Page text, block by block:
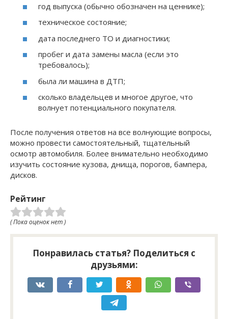
год выпуска (обычно обозначен на ценнике);
техническое состояние;
дата последнего ТО и диагностики;
пробег и дата замены масла (если это
требовалось);
была ли машина в ДТП;
сколько владельцев и многое другое, что
волнует потенциального покупателя.
После получения ответов на все волнующие вопросы,
можно провести самостоятельный, тщательный
осмотр автомобиля. Более внимательно необходимо
изучить состояние кузова, днища, порогов, бампера,
дисков.
Рейтинг
( Пока оценок нет )
Понравилась статья? Поделиться с
друзьями: